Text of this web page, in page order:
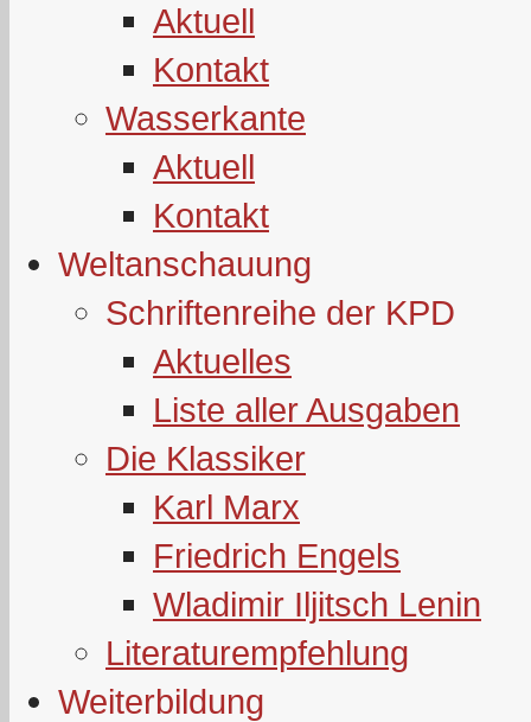
Aktuell
Kontakt
Wasserkante
Aktuell
Kontakt
Weltanschauung
Schriftenreihe der KPD
Aktuelles
Liste aller Ausgaben
Die Klassiker
Karl Marx
Friedrich Engels
Wladimir Iljitsch Lenin
Literaturempfehlung
Weiterbildung